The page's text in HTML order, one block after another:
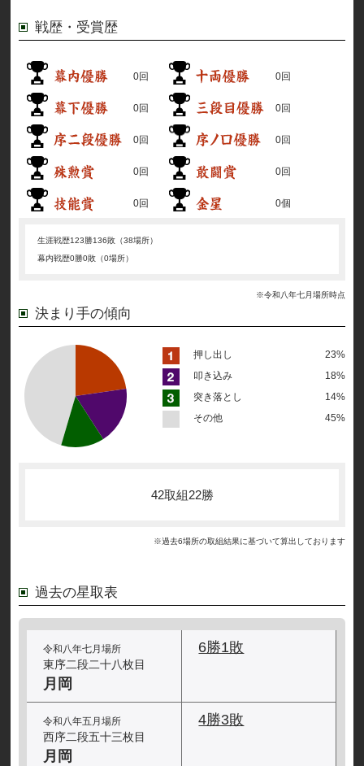
戦歴・受賞歴
0回 0回
0回 0回
0回 0回
0回 0回
0回 0個
生涯戦歴123勝136敗（38場所）
幕内戦歴0勝0敗（0場所）
※令和八年七月場所時点
決まり手の傾向
押し出し
23%
叩き込み
18%
突き落とし
14%
その他
45%
42取組22勝
※過去6場所の取組結果に基づいて算出しております
過去の星取表
令和八年七月場所
東序二段二十八枚目
月岡
6勝1敗
令和八年五月場所
西序二段五十三枚目
月岡
4勝3敗